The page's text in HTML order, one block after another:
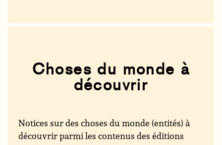
Choses du monde à
découvrir
Notices sur des choses du monde (entités) à
découvrir parmi les contenus des éditions